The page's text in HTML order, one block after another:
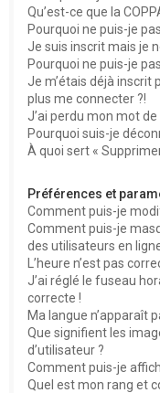
Qu’est-ce que la
Pourquoi ne puis-je
Je suis inscrit mais je
Pourquoi ne puis-je
Je m’étais déjà inscrit
plus me connecter ?!
J’ai perdu mon mot de
Pourquoi suis-je
À quoi sert «
Préférences et
Comment puis-je
Comment puis-je
des utilisateurs en
L’heure n’est pas
J’ai réglé le fuseau
correcte !
Ma langue n’apparaît
Que signifient les
d’utilisateur ?
Comment puis-je
Quel est mon rang et